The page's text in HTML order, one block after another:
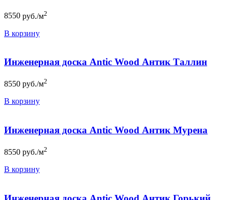
8550 руб./м2
В корзину
Инженерная доска Antic Wood Антик Таллин
8550 руб./м2
В корзину
Инженерная доска Antic Wood Антик Мурена
8550 руб./м2
В корзину